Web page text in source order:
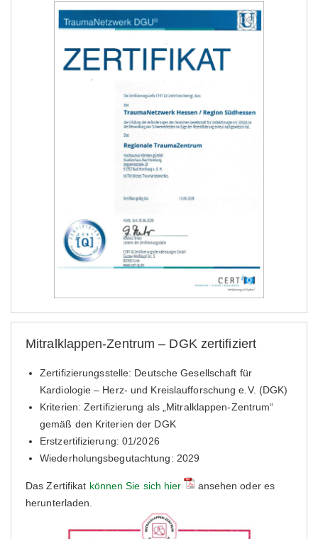
Mitral­klappen-Zentrum – DGK zertifiziert
Zertifizierungsstelle: Deutsche Gesellschaft für
Kardiologie – Herz- und Kreislaufforschung e.V. (DGK)
Kriterien: Zertifizierung als „Mitral­klappen-Zentrum“
gemäß den Kriterien der DGK
Erstzertifizierung: 01/2026
Wiederholungsbegutachtung: 2029
Das Zertifikat können Sie sich hier
ansehen oder es
herunterladen.